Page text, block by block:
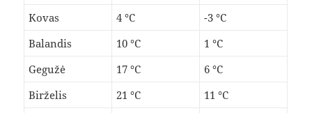
Kovas
4 °C
-3 °C
Balandis
10 °C
1 °C
Gegužė
17 °C
6 °C
Birželis
21 °C
11 °C